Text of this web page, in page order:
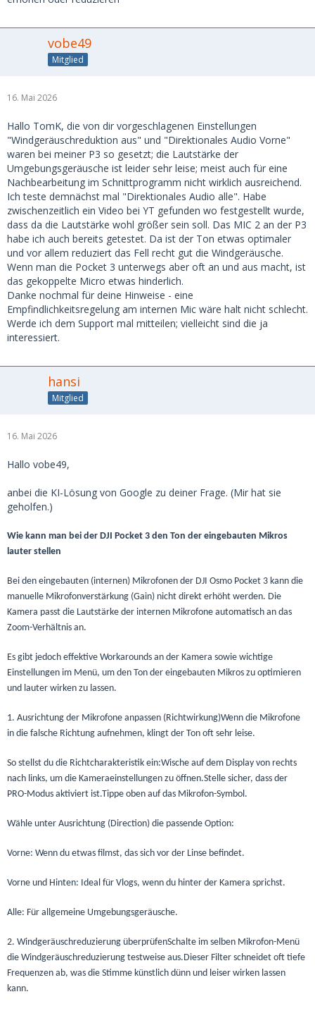
vobe49
Mitglied
16. Mai 2026
Hallo TomK, die von dir vorgeschlagenen Einstellungen
"Windgeräuschreduktion aus" und "Direktionales Audio Vorne"
waren bei meiner P3 so gesetzt; die Lautstärke der
Umgebungsgeräusche ist leider sehr leise; meist auch für eine
Nachbearbeitung im Schnittprogramm nicht wirklich ausreichend.
Ich teste demnächst mal "Direktionales Audio alle". Habe
zwischenzeitlich ein Video bei YT gefunden wo festgestellt wurde,
dass da die Lautstärke wohl größer sein soll. Das MIC 2 an der P3
habe ich auch bereits getestet. Da ist der Ton etwas optimaler
und vor allem reduziert das Fell recht gut die Windgeräusche.
Wenn man die Pocket 3 unterwegs aber oft an und aus macht, ist
das gekoppelte Micro etwas hinderlich.
Danke nochmal für deine Hinweise - eine
Empfindlichkeitsregelung am internen Mic wäre halt nicht schlecht.
Werde ich dem Support mal mitteilen; vielleicht sind die ja
interessiert.
hansi
Mitglied
16. Mai 2026
Hallo vobe49,
anbei die KI-Lösung von Google zu deiner Frage. (Mir hat sie
geholfen.)
Wie kann man bei der DJI Pocket 3 den Ton der eingebauten Mikros
lauter stellen
Bei den eingebauten (internen) Mikrofonen der DJI Osmo Pocket 3 kann die
manuelle Mikrofonverstärkung (Gain) nicht direkt erhöht werden. Die
Kamera passt die Lautstärke der internen Mikrofone automatisch an das
Zoom-Verhältnis an.
Es gibt jedoch effektive Workarounds an der Kamera sowie wichtige
Einstellungen im Menü, um den Ton der eingebauten Mikros zu optimieren
und lauter wirken zu lassen.
1. Ausrichtung der Mikrofone anpassen (Richtwirkung)Wenn die Mikrofone
in die falsche Richtung aufnehmen, klingt der Ton oft sehr leise.
So stellst du die Richtcharakteristik ein:Wische auf dem Display von rechts
nach links, um die Kameraeinstellungen zu öffnen.Stelle sicher, dass der
PRO-Modus aktiviert ist.Tippe oben auf das Mikrofon-Symbol.
Wähle unter Ausrichtung (Direction) die passende Option:
Vorne: Wenn du etwas filmst, das sich vor der Linse befindet.
Vorne und Hinten: Ideal für Vlogs, wenn du hinter der Kamera sprichst.
Alle: Für allgemeine Umgebungsgeräusche.
2. Windgeräuschreduzierung überprüfenSchalte im selben Mikrofon-Menü
die Windgeräuschreduzierung testweise aus.Dieser Filter schneidet oft tiefe
Frequenzen ab, was die Stimme künstlich dünn und leiser wirken lassen
kann.